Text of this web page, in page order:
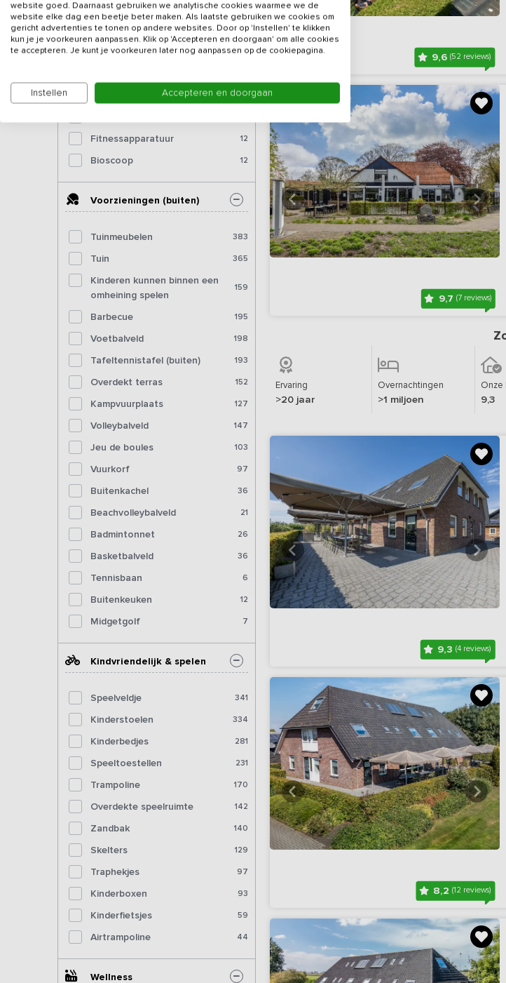
Sjoelbak 206
Tafelvoetbal 151
Tafeltennistafel (binnen) 101
50
Fitnessapparatuur 12
Bioscoop 12
Voorzieningen (buiten)
Tuinmeubelen 383
Tuin 365
Kinderen kunnen binnen een
omheining spelen
159
Barbecue 195
Voetbalveld 198
Tafeltennistafel (buiten) 193
Overdekt terras 152
Kampvuurplaats 127
Volleybalveld 147
Jeu de boules 103
Vuurkorf 97
Buitenkachel 36
Beachvolleybalveld 21
Badmintonnet 26
Basketbalveld 36
Tennisbaan 6
Buitenkeuken 12
Midgetgolf 7
Kindvriendelijk & spelen
Speelveldje 341
Kinderstoelen 334
Kinderbedjes 281
Speeltoestellen 231
Trampoline 170
Overdekte speelruimte 142
Zandbak 140
Skelters 129
Traphekjes 97
Kinderboxen 93
Kinderfietsjes 59
Airtrampoline 44
Wellness
9,6(52 reviews)
9,7 (7 reviews)
Ervaring
>20 jaar
Overnachtingen
>1 miljoen
Onze
9,3
9,3(4 reviews)
8,2(12 reviews)
website goed. Daarnaast gebruiken we analytische cookies waarmee we de
website elke dag een beetje beter maken. Als laatste gebruiken we cookies om
gericht advertenties te tonen op andere websites. Door op 'Instellen' te klikken
kun je je voorkeuren aanpassen. Klik op 'Accepteren en doorgaan' om alle cookies
te accepteren. Je kunt je voorkeuren later nog aanpassen op de cookiepagina.
Instellen Accepteren en doorgaan